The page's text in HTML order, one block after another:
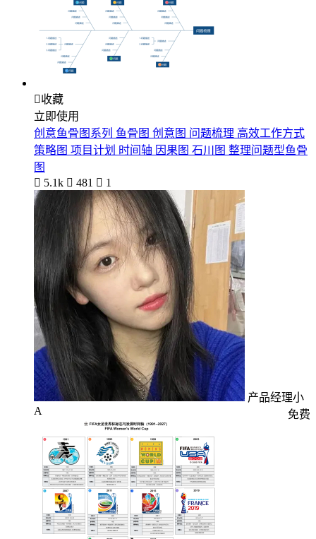
收藏
立即使用
创意鱼骨图系列 鱼骨图 创意图 问题梳理 高效工作方式
策略图 项目计划 时间轴 因果图 石川图 整理问题型鱼骨
图
 5.1k  481  1
产品经理小
A
免费